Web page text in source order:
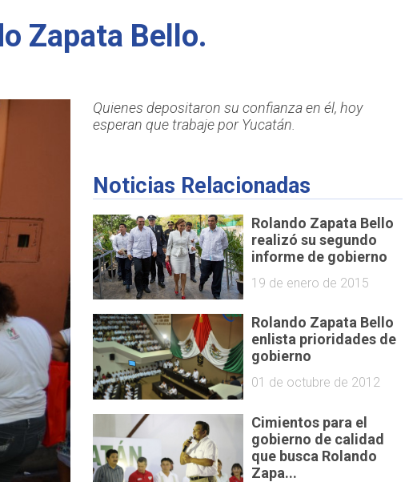
Zapata Bello.
Quienes depositaron su confianza en él, hoy
esperan que trabaje por Yucatán.
Noticias Relacionadas
Rolando Zapata Bello
realizó su segundo
informe de gobierno
19 de enero de 2015
Rolando Zapata Bello
enlista prioridades de
gobierno
01 de octubre de 2012
Cimientos para el
gobierno de calidad
que busca Rolando
Zapa...